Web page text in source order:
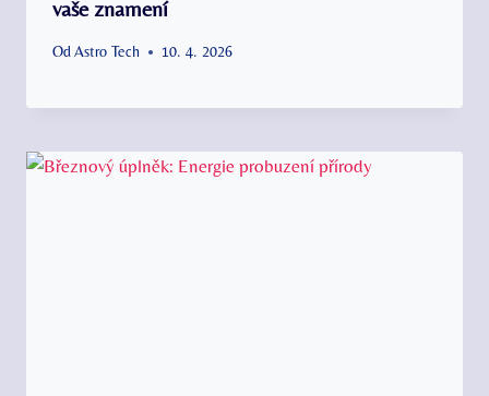
vaše znamení
Od Astro Tech 10. 4. 2026